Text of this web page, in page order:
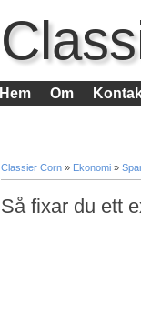
Hem Om
Classier Corn » Ekonomi »
Så fixar du ett